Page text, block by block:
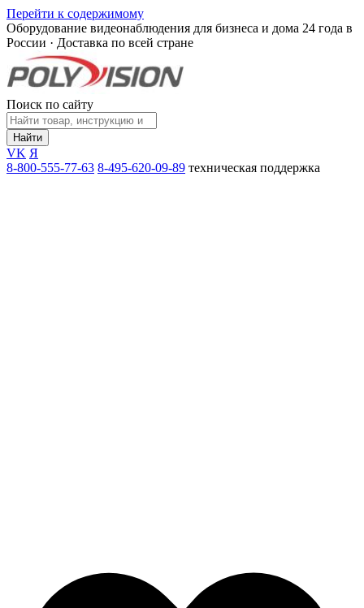
Перейти к содержимому
Оборудование видеонаблюдения для бизнеса и дома 24 года в
России · Доставка по всей стране
Поиск по сайту
Найти
VK Я
8-800-555-77-63 8-495-620-09-89 техническая поддержка